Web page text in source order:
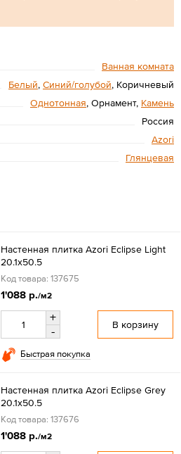
Ванная комната
Белый, Синий/голубой, Коричневый
Однотонная, Орнамент, Камень
Россия
Azori
Глянцевая
Настенная плитка Azori Eclipse Light
20.1x50.5
Код товара: 137675
1'088 р./м2
+
-
В корзину
Быстрая покупка
Настенная плитка Azori Eclipse Grey
20.1x50.5
Код товара: 137676
1'088 р./м2